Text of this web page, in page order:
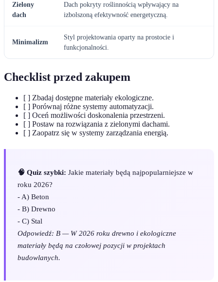
Zielony
dach
Dach pokryty roślinnością wpływający na
izbolszoną efektywność energetyczną.
Minimalizm
Styl projektowania oparty na prostocie i
funkcjonalności.
Checklist przed zakupem
[ ] Zbadaj dostępne materiały ekologiczne.
[ ] Porównaj różne systemy automatyzacji.
[ ] Oceń możliwości doskonalenia przestrzeni.
[ ] Postaw na rozwiązania z zielonymi dachami.
[ ] Zaopatrz się w systemy zarządzania energią.
🧠 Quiz szybki: Jakie materiały będą najpopularniejsze w
roku 2026?
- A) Beton
- B) Drewno
- C) Stal
Odpowiedź: B — W 2026 roku drewno i ekologiczne
materiały będą na czołowej pozycji w projektach
budowlanych.